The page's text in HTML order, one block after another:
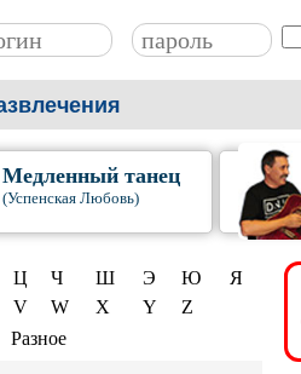
Медленный танец
(Успенская Любовь)
Ц Ч Ш Э Ю
Я
V W X Y
Z
Разное